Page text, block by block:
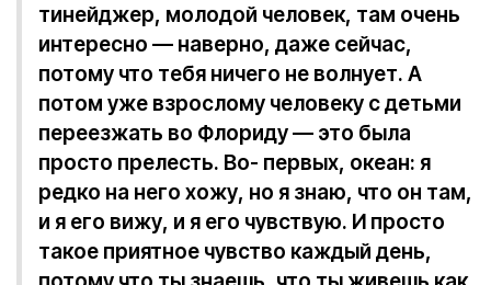
тинейджер, молодой человек, там очень
интересно — наверно, даже сейчас,
потому что тебя ничего не волнует. А
потом уже взрослому человеку с детьми
переезжать во Флориду — это была
просто прелесть. Во- первых, океан: я
редко на него хожу, но я знаю, что он там,
и я его вижу, и я его чувствую. И просто
такое приятное чувство каждый день,